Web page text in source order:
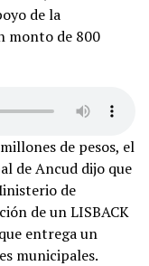
de la
monto de 800
de pesos, el
de Ancud dijo que
de
de un LISBACK
entrega un
municipales.